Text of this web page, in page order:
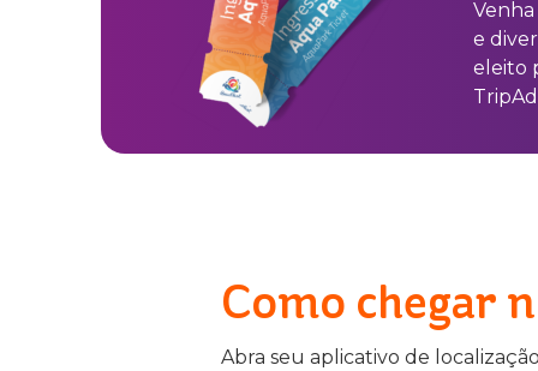
e
eleito
Como chegar
Abra seu aplicativo de